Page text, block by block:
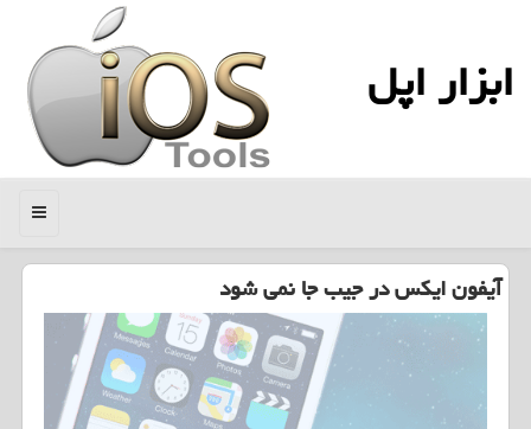
ابزار اپل
منو
آیفون ایكس در جیب جا نمی شود